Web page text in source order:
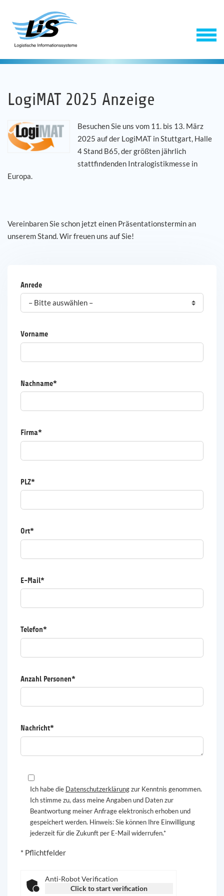
Unternehmen
LogiMAT 2025 Anzeige
Besuchen Sie uns vom 11. bis 13. März
2025 auf der LogiMAT in Stuttgart, Halle
4 Stand B65, der größten jährlich
stattfindenden Intralogistikmesse in
Europa.
Vereinbaren Sie schon jetzt einen Präsentationstermin an
unserem Stand. Wir freuen uns auf Sie!
Anrede
Vorname
Nachname*
Firma*
PLZ*
Ort*
E-Mail*
Telefon*
Anzahl Personen*
Nachricht*
Ich habe die Datenschutzerklärungzur Kenntnis genommen.
Ich stimme zu, dass meine Angaben und Daten zur
Beantwortung meiner Anfrage elektronisch erhoben und
gespeichert werden. Hinweis: Sie können Ihre Einwilligung
jederzeit für die Zukunft per E-Mail widerrufen.*
* Pflichtfelder
Anti-Robot Verification
Click to start verification